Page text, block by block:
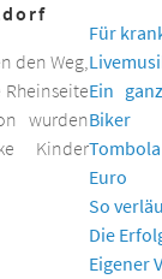
den Weg,
wurden
Kinder
Für
Ein
Biker
Euro
So
Die
Eigener